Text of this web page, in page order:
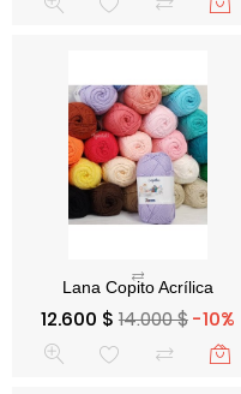
Precio base14.000 $ -10%
Precio
12.600 $